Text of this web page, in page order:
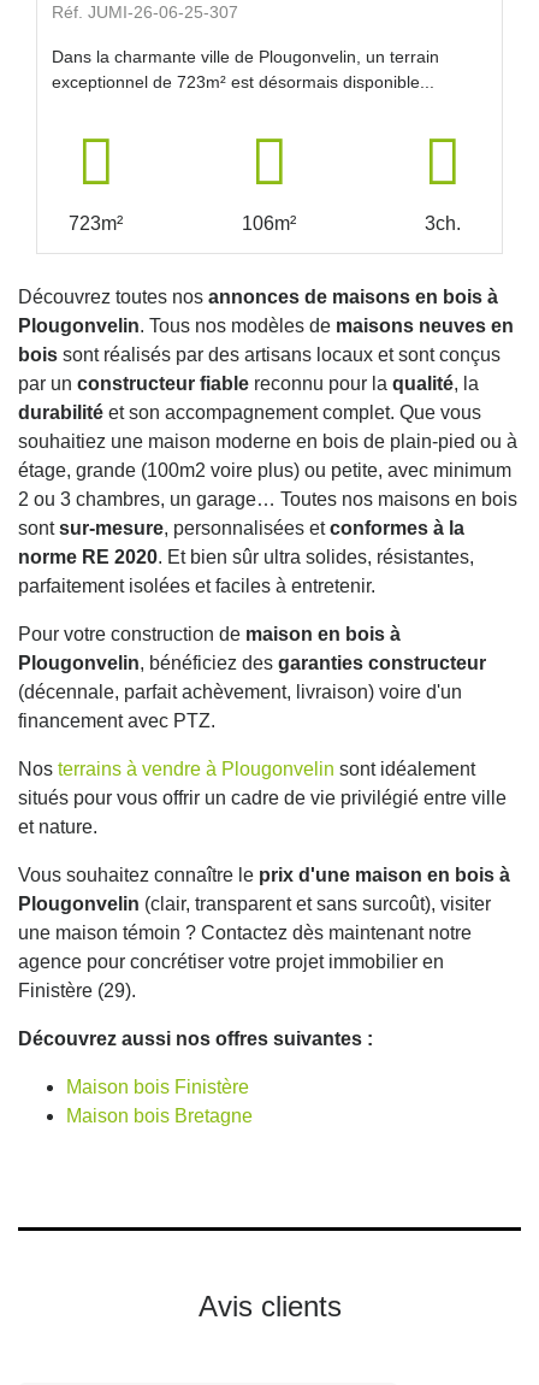
Réf. JUMI-26-06-25-307
Dans la charmante ville de Plougonvelin, un terrain
exceptionnel de 723m² est désormais disponible...
723m² 106m² 3ch.
Découvrez toutes nos annonces de maisons en bois à
Plougonvelin. Tous nos modèles de maisons neuves en
bois sont réalisés par des artisans locaux et sont conçus
par un constructeur fiable reconnu pour la qualité, la
durabilité et son accompagnement complet. Que vous
souhaitiez une maison moderne en bois de plain-pied ou à
étage, grande (100m2 voire plus) ou petite, avec minimum
2 ou 3 chambres, un garage… Toutes nos maisons en bois
sontsur-mesure, personnalisées etconformes à la
norme RE 2020. Et bien sûr ultra solides, résistantes,
parfaitement isolées et faciles à entretenir.
Pour votre construction de maison en bois à
Plougonvelin, bénéficiez des garanties constructeur
(décennale, parfait achèvement, livraison) voire d'un
financement avec PTZ.
Nos terrains à vendre à Plougonvelin sont idéalement
situés pour vous offrir un cadre de vie privilégié entre ville
et nature.
Vous souhaitez connaître le prix d'une maison en bois à
Plougonvelin (clair, transparent et sans surcoût), visiter
une maison témoin ? Contactez dès maintenant notre
agence pour concrétiser votre projet immobilier en
Finistère (29).
Découvrez aussi nos offres suivantes :
Maison bois Finistère
Maison bois Bretagne
Avis clients